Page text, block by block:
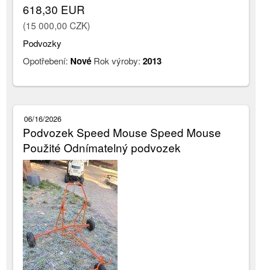
618,30 EUR
(15 000,00 CZK)
Podvozky
Opotřebení: Nové Rok výroby:2013
06/16/2026
Podvozek Speed Mouse Speed Mouse
Použité Odnímatelný podvozek